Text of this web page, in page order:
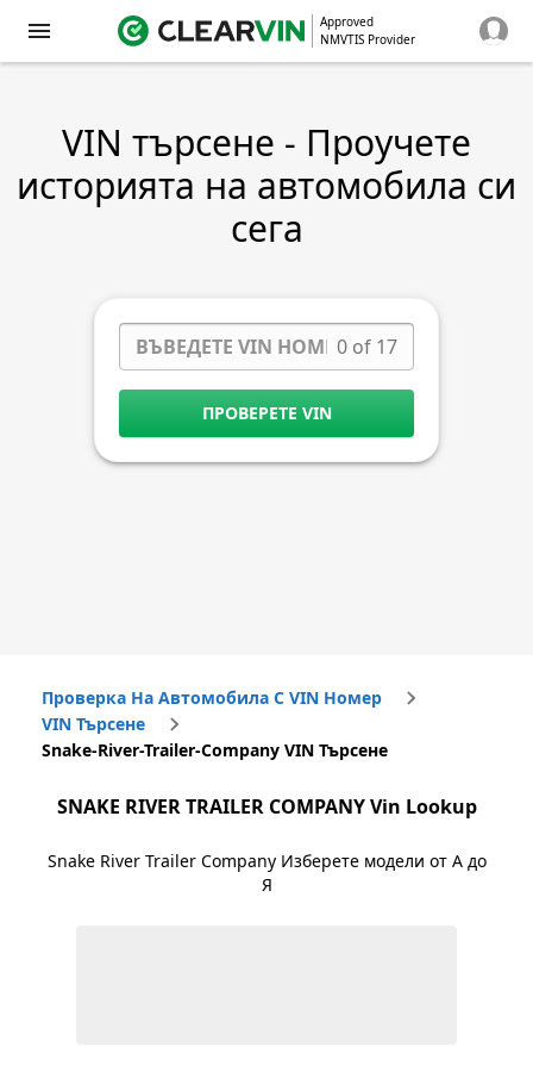
Approved
NMVTIS Provider
VIN търсене - Проучете
историята на автомобила си
сега
0 of 17
ПРОВЕРЕТЕ VIN
Проверка На Автомобила С VIN Номер
VIN Търсене
Snake-River-Trailer-Company VIN Търсене
SNAKE RIVER TRAILER COMPANY Vin Lookup
Snake River Trailer Company Изберете модели от А до
Я